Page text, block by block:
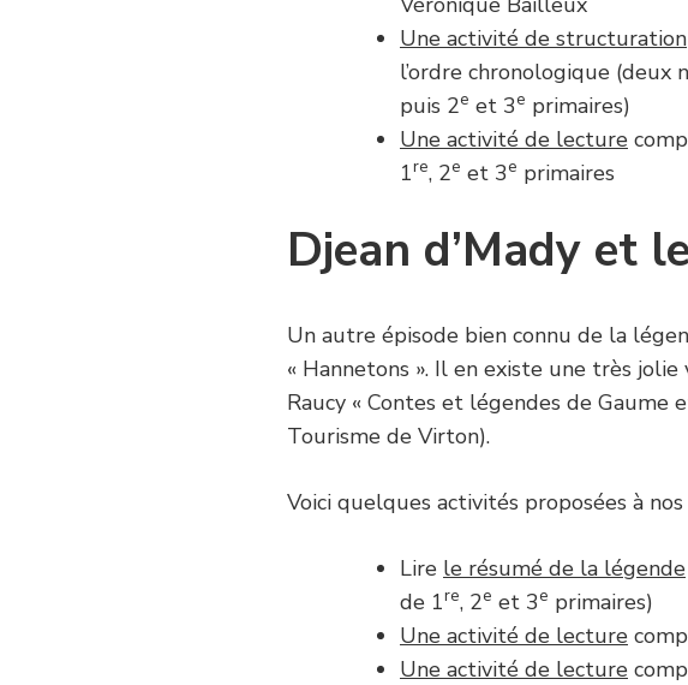
Une activité de structuration
l’ordre chronologique (deux
puis 2e et 3e primaires)
Une activité de lecture
1re, 2e et 3e primaires
Djean d’Mady et
Un autre épisode bien connu de la
« Hannetons ». Il en existe une très jolie
Raucy « Contes et légendes de Gaume
Tourisme de Virton).
Voici quelques activités proposées à nos
Lire le résumé de la légende
de 1re, 2e et 3e primaires)
Une activité de lecture
Une activité de lecture